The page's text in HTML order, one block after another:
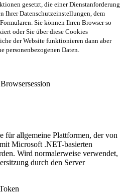
gesetzt, die einer Dienstanforderung
Ihrer Datenschutzeinstellungen, dem
Sie können Ihren Browser so
oder Sie über diese Cookies
der Website funktionieren dann aber
personenbezogenen Daten.
für allgemeine Plattformen, der von
Microsoft .NET-basierten
Wird normalerweise verwendet,
durch den Server